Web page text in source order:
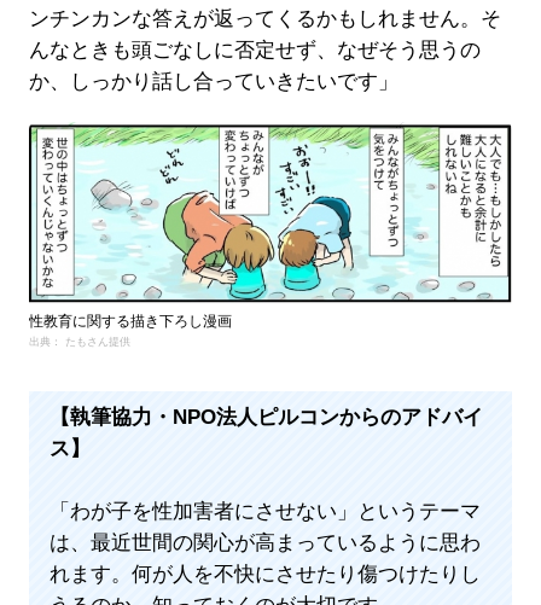
ンチンカンな答えが返ってくるかもしれません。そ
んなときも頭ごなしに否定せず、なぜそう思うの
か、しっかり話し合っていきたいです」
性教育に関する描き下ろし漫画
出典： たもさん提供
【執筆協力・NPO法人ピルコンからのアドバイ
ス】
「わが子を性加害者にさせない」というテーマ
は、最近世間の関心が高まっているように思わ
れます。何が人を不快にさせたり傷つけたりし